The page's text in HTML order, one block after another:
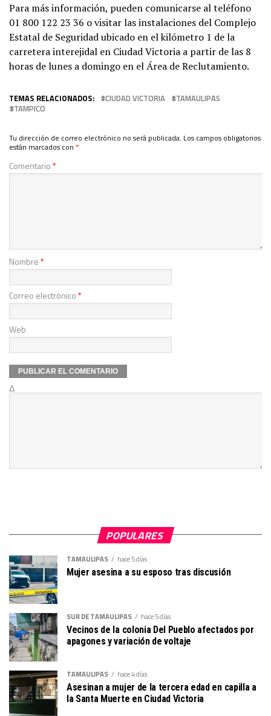
Para más información, pueden comunicarse al teléfono
01 800 122 23 36 o visitar las instalaciones del Complejo
Estatal de Seguridad ubicado en el kilómetro 1 de la
carretera interejidal en Ciudad Victoria a partir de las 8
horas de lunes a domingo en el Área de Reclutamiento.
TEMAS RELACIONADOS: CIUDAD VICTORIA
TAMAULIPAS
TAMPICO
Tu dirección de correo electrónico no será publicada. Los campos obligatorios
están marcados con *
Comentario*
Nombre*
Correo electrónico*
Web
Δ
POPULARES
TAMAULIPAS hace 5 días
Mujer asesina a su esposo tras discusión
SUR DE TAMAULIPAS hace 5 días
Vecinos de la colonia Del Pueblo afectados por
apagones y variación de voltaje
TAMAULIPAS hace 4 días
Asesinan a mujer de la tercera edad en capilla a
la Santa Muerte en Ciudad Victoria